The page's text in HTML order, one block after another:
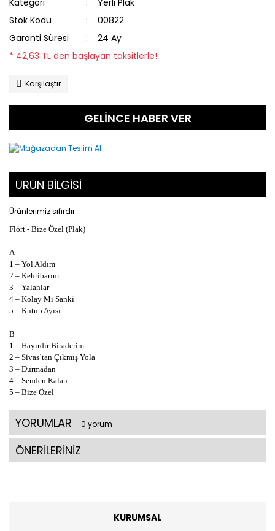
Kategori
Yerli Plak
Stok Kodu
00822
Garanti Süresi
24 Ay
* 42,63 TL den başlayan taksitlerle!
Karşılaştır
GELİNCE HABER VER
ÜRÜN BİLGİSİ
Ürünlerimiz sıfırdır.
Flört - Bize Özel (Plak)
A
1 – Yol Aldım
2 – Kehribarım
3 – Yalanlar
4 – Kolay Mı Sanki
5 – Kutup Ayısı
B
1 – Hayırdır Biraderim
2 – Sivas’tan Çıkmış Yola
3 – Durmadan
4 – Senden Kalan
5 – Bize Özel
YORUMLAR - 0 yorum
ÖNERİLERİNİZ
KURUMSAL